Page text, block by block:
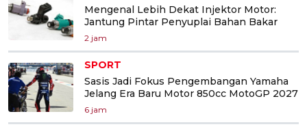
Mengenal Lebih Dekat Injektor Motor:
Jantung Pintar Penyuplai Bahan Bakar
2 jam
SPORT
Sasis Jadi Fokus Pengembangan Yamaha
Jelang Era Baru Motor 850cc MotoGP 2027
6 jam